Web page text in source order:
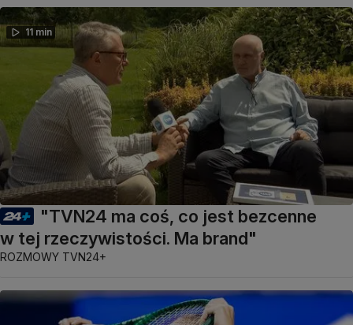
11 min
"TVN24 ma coś, co jest bezcenne
w tej rzeczywistości. Ma brand"
ROZMOWY TVN24+